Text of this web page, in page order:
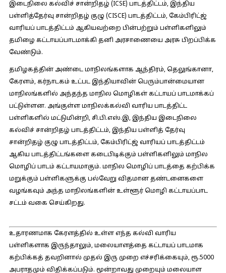
இடைநிலை கல்விச் சான்றிதழ் (ICSE) பாடத்திட்டம், இந்திய
பள்ளித்தேர்வு சான்றிதழ் குழு (CISCE) பாடத்திட்டம், கேம்பிரிட்ஜ்
வாரியப் பாடத்திட்டம் ஆகியவற்றை பின்பற்றும் பள்ளிகளிலும்
தமிழை கட்டாயப்பாடமாக்கி தனி அரசாணையை அரசு பிறப்பிக்க
வேண்டும்.
தமிழகத்தின் அண்டை மாநிலங்களாக ஆந்திரம், தெலுங்கானா,
கேரளம், கர்நாடகம் உட்பட இந்தியாவின் பெரும்பான்மையான
மாநிலங்களில் அந்தந்த மாநில மொழிகள் கட்டாயப் பாடமாக்கப்
பட்டுள்ளன. அங்குள்ள மாநிலக்கல்வி வாரிய பாடத்திட்ட
பள்ளிகளில் மட்டுமின்றி, சி.பி.எஸ்.இ, இந்திய இடைநிலை
கல்விச் சான்றிதழ் பாடத்திட்டம், இந்திய பள்ளித் தேர்வு
சான்றிதழ் குழு பாடத்திட்டம், கேம்பிரிட்ஜ் வாரியப் பாடத்திட்டம்
ஆகிய பாடத்திட்டங்களை கடைபிடிக்கும் பள்ளிகளிலும் மாநில
மொழிப் பாடம் கட்டாயமாகும். மாநில மொழிப் பாடத்தை கற்பிக்க
மறுக்கும் பள்ளிகளுக்கு பல்வேறு விதமான தண்டனைகளை
வழங்கவும் அந்த மாநிலங்களின் உள்ளூர் மொழி கட்டாயப்பாட
சட்டம் வகை செய்கிறது.
உதாரணமாக கேரளத்தில் உள்ள எந்த கல்வி வாரிய
பள்ளிகளாக இருந்தாலும், மலையாளத்தை கட்டாயப் பாடமாக
கற்பிக்கத் தவறினால் முதல் இரு முறை எச்சரிக்கையும், ரூ.5000
அபராதமும் விதிக்கப்படும். மூன்றாவது முறையும் மலையாள